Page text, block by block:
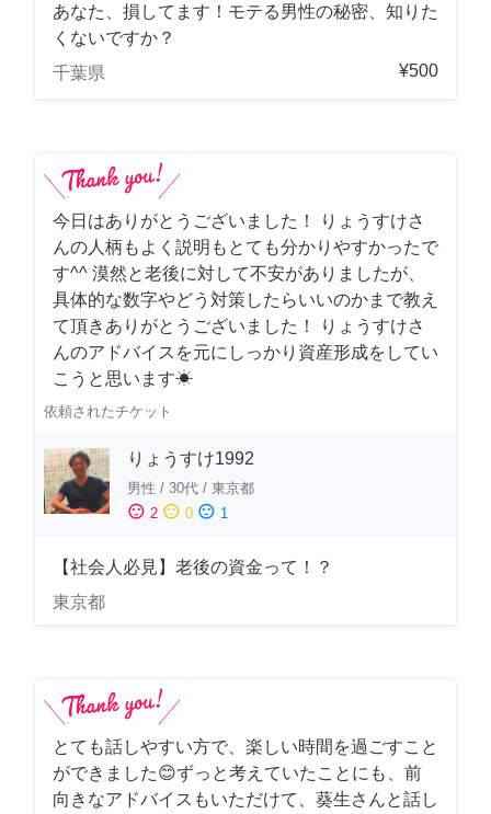
あなた、損してます！モテる男性の秘密、知りた
くないですか？
千葉県
¥500
今日はありがとうございました！ りょうすけさ
んの人柄もよく説明もとても分かりやすかったで
す^^ 漠然と老後に対して不安がありましたが、
具体的な数字やどう対策したらいいのかまで教え
て頂きありがとうございました！ りょうすけさ
んのアドバイスを元にしっかり資産形成をしてい
こうと思います☀︎
依頼されたチケット
りょうすけ1992
男性 / 30代 / 東京都
sentiment_satisfied 2 sentiment_neutral 0 sentiment_dissatisfied 1
【社会人必見】老後の資金って！？
東京都
とても話しやすい方で、楽しい時間を過ごすこと
ができました😊ずっと考えていたことにも、前
向きなアドバイスもいただけて、葵生さんと話し